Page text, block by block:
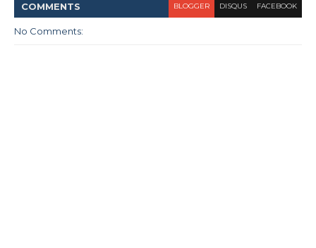
COMMENTS BLOGGER DISQUS FACEBOOK
No Comments: